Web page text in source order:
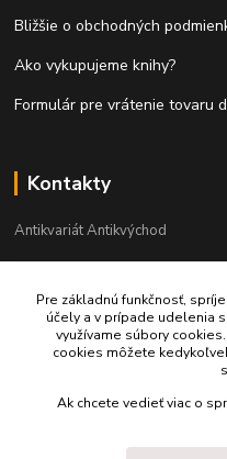
Bližšie o obchodných
Ako vykupujeme knihy?
Formulár pre vrátenie tovaru
Kontakty
Antikvariát Antikvýchod
antikvariat@antikvychod.sk
Pre základnú funkčnosť,
účely a v prípade udelenia
využívame súbory
cookies môžete
Ak chcete vedieť viac o